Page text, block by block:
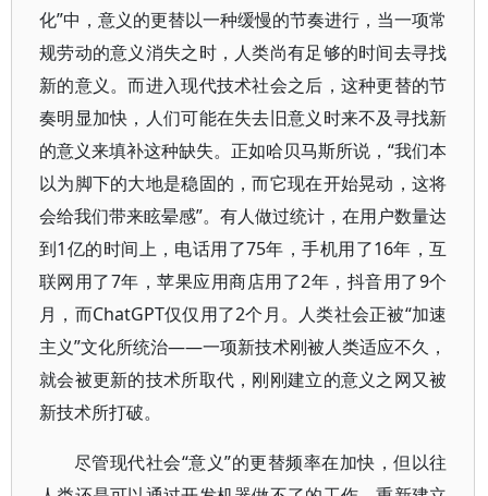
化”中，意义的更替以一种缓慢的节奏进行，当一项常
规劳动的意义消失之时，人类尚有足够的时间去寻找
新的意义。而进入现代技术社会之后，这种更替的节
奏明显加快，人们可能在失去旧意义时来不及寻找新
的意义来填补这种缺失。正如哈贝马斯所说，“我们本
以为脚下的大地是稳固的，而它现在开始晃动，这将
会给我们带来眩晕感”。有人做过统计，在用户数量达
到1亿的时间上，电话用了75年，手机用了16年，互
联网用了7年，苹果应用商店用了2年，抖音用了9个
月，而ChatGPT仅仅用了2个月。人类社会正被“加速
主义”文化所统治——一项新技术刚被人类适应不久，
就会被更新的技术所取代，刚刚建立的意义之网又被
新技术所打破。
尽管现代社会“意义”的更替频率在加快，但以往